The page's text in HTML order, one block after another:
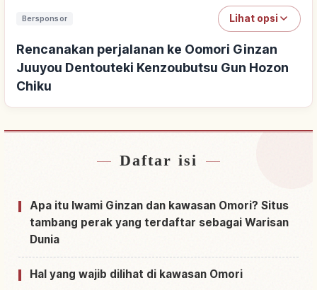
Bersponsor Lihat opsi
Rencanakan perjalanan ke Oomori Ginzan
Juuyou Dentouteki Kenzoubutsu Gun Hozon
Chiku
Cari penginapan dekat Oomori Ginzan Juuyou
Cari aktivitas di Oomori Ginzan Juuyou
Dentouteki Kenzoubutsu Gun Hozon Chiku
↗
Daftar isi
Apa itu Iwami Ginzan dan kawasan Omori? Situs
tambang perak yang terdaftar sebagai Warisan
Dunia
Hal yang wajib dilihat di kawasan Omori